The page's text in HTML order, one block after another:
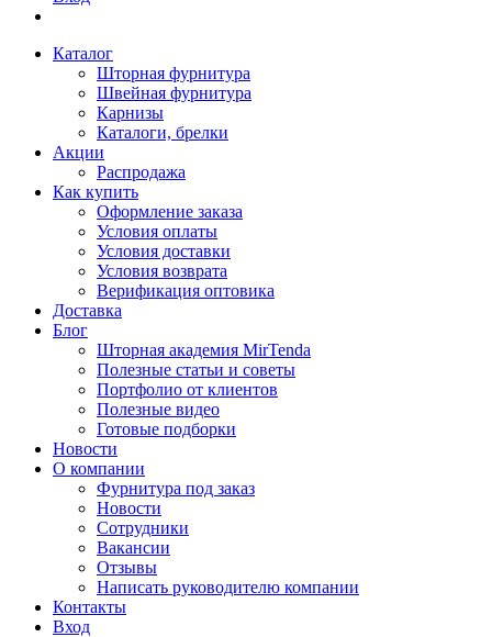
Каталог
Шторная фурнитура
Швейная фурнитура
Карнизы
Каталоги, брелки
Акции
Распродажа
Как купить
Оформление заказа
Условия оплаты
Условия доставки
Условия возврата
Верификация оптовика
Доставка
Блог
Шторная академия MirTenda
Полезные статьи и советы
Портфолио от клиентов
Полезные видео
Готовые подборки
Новости
О компании
Фурнитура под заказ
Новости
Сотрудники
Вакансии
Отзывы
Написать руководителю компании
Контакты
Вход